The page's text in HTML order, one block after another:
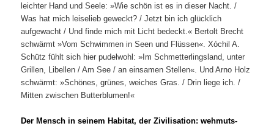
leichter Hand und Seele: »Wie schön ist es in dieser Nacht. /
Was hat mich leiselieb geweckt? / Jetzt bin ich glücklich
aufgewacht / Und finde mich mit Licht bedeckt.« Bertolt Brecht
schwärmt »Vom Schwimmen in Seen und Flüssen«. Xóchil A.
Schütz fühlt sich hier pudelwohl: »Im Schmetterlingsland, unter
Grillen, Libellen / Am See / an einsamen Stellen«. Und Arno Holz
schwärmt: »Schönes, grünes, weiches Gras. / Drin liege ich. /
Mitten zwischen Butterblumen!«
Der Mensch in seinem Habitat, der Zivilisation: wehmuts-